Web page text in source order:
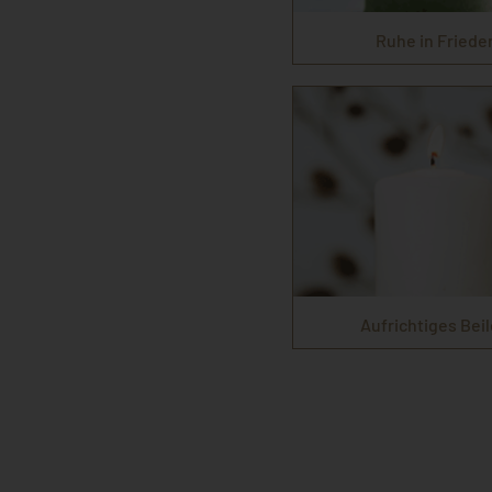
Ruhe in
Aufrichtiges